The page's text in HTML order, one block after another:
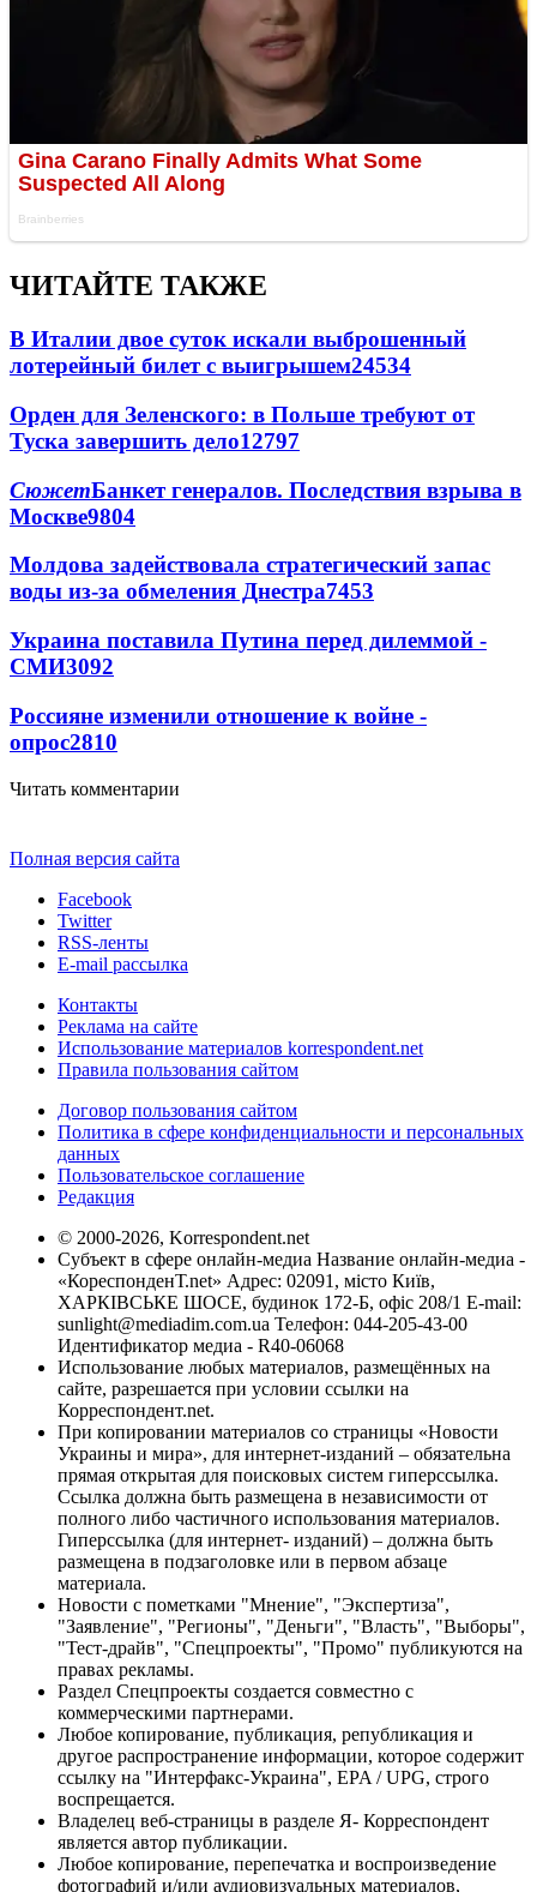
ЧИТАЙТЕ ТАКЖЕ
В Италии двое суток искали выброшенный
лотерейный билет с выигрышем24534
Орден для Зеленского: в Польше требуют от
Туска завершить дело12797
СюжетБанкет генералов. Последствия взрыва в
Москве9804
Молдова задействовала стратегический запас
воды из-за обмеления Днестра7453
Украина поставила Путина перед дилеммой -
СМИ3092
Россияне изменили отношение к войне -
опрос2810
Читать комментарии
Полная версия сайта
Facebook
Twitter
RSS-ленты
E-mail рассылка
Контакты
Реклама на сайте
Использование материалов korrespondent.net
Правила пользования сайтом
Договор пользования сайтом
Политика в сфере конфиденциальности и персональных
данных
Пользовательское соглашение
Редакция
© 2000-2026, Korrespondent.net
Субъект в сфере онлайн-медиа Название онлайн-медиа -
«КореспонденТ.net» Адрес: 02091, місто Київ,
ХАРКІВСЬКЕ ШОСЕ, будинок 172-Б, офіс 208/1 E-mail:
sunlight@mediadim.com.ua Телефон: 044-205-43-00
Идентификатор медиа - R40-06068
Использование любых материалов, размещённых на
сайте, разрешается при условии ссылки на
Корреспондент.net.
При копировании материалов со страницы «Новости
Украины и мира», для интернет-изданий – обязательна
прямая открытая для поисковых систем гиперссылка.
Ссылка должна быть размещена в независимости от
полного либо частичного использования материалов.
Гиперссылка (для интернет- изданий) – должна быть
размещена в подзаголовке или в первом абзаце
материала.
Новости с пометками "Мнение", "Экспертиза",
"Заявление", "Регионы", "Деньги", "Власть", "Выборы",
"Тест-драйв", "Спецпроекты", "Промо" публикуются на
правах рекламы.
Раздел Спецпроекты создается совместно с
коммерческими партнерами.
Любое копирование, публикация, републикация и
другое распространение информации, которое содержит
ссылку на "Интерфакс-Украина", EPA / UPG, строго
воспрещается.
Владелец веб-страницы в разделе Я- Корреспондент
является автор публикации.
Любое копирование, перепечатка и воспроизведение
фотографий и/или аудиовизуальных материалов,